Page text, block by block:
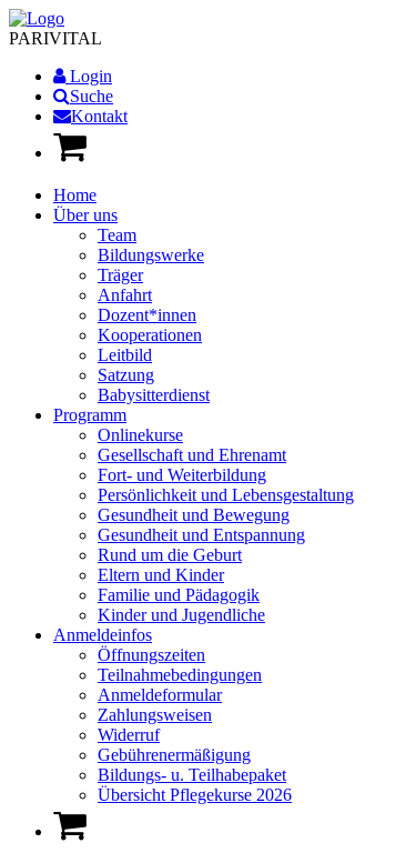
PARIVITAL
Login
Suche
Kontakt
Home
Über uns
Team
Bildungswerke
Träger
Anfahrt
Dozent*innen
Kooperationen
Leitbild
Satzung
Babysitterdienst
Programm
Onlinekurse
Gesellschaft und Ehrenamt
Fort- und Weiterbildung
Persönlichkeit und Lebensgestaltung
Gesundheit und Bewegung
Gesundheit und Entspannung
Rund um die Geburt
Eltern und Kinder
Familie und Pädagogik
Kinder und Jugendliche
Anmeldeinfos
Öffnungszeiten
Teilnahmebedingungen
Anmeldeformular
Zahlungsweisen
Widerruf
Gebührenermäßigung
Bildungs- u. Teilhabepaket
Übersicht Pflegekurse 2026